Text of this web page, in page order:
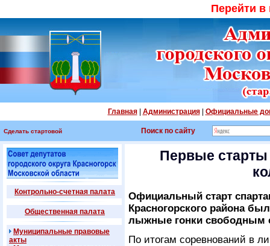
Перейти
Главная| Администрация| Официальные
Сделать стартовой Поиск по сайту
Контрольно-счетная палата
Общественная палата
Муниципальные правовые
акты
Первые
Официальный старт
Красногорского района
лыжные гонки свободным
По итогам соревнований в